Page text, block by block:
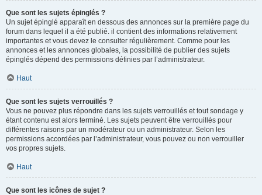
Que sont les sujets épinglés ?
Un sujet épinglé apparaît en dessous des annonces sur la première page du
forum dans lequel il a été publié. il contient des informations relativement
importantes et vous devez le consulter régulièrement. Comme pour les
annonces et les annonces globales, la possibilité de publier des sujets
épinglés dépend des permissions définies par l’administrateur.
Haut
Que sont les sujets verrouillés ?
Vous ne pouvez plus répondre dans les sujets verrouillés et tout sondage y
étant contenu est alors terminé. Les sujets peuvent être verrouillés pour
différentes raisons par un modérateur ou un administrateur. Selon les
permissions accordées par l’administrateur, vous pouvez ou non verrouiller
vos propres sujets.
Haut
Que sont les icônes de sujet ?